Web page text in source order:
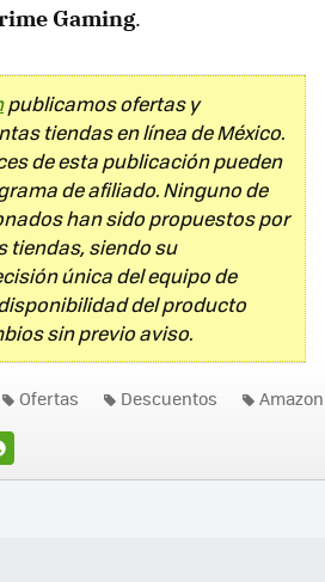
Gaming.
publicamos ofertas y
tiendas en línea de México.
de esta publicación pueden
de afiliado. Ninguno de
han sido propuestos por
tiendas, siendo su
única del equipo de
del producto
sin previo aviso.
Ofertas Descuentos